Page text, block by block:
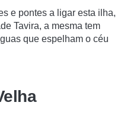
e pontes a ligar esta ilha,
Tavira, a mesma tem
que espelham o céu